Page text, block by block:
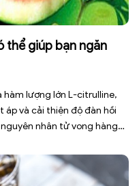
thể giúp bạn ngăn
lượng lớn L-citrulline,
áp và cải thiện độ đàn hồi
nhân tử vong hàng